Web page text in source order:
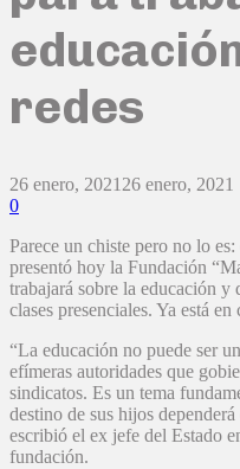
redes
26 enero, 2021 26 enero, 2021
0
Parece un chiste pero no lo
presentó hoy la Fundación
trabajará sobre la educación
clases presenciales. Ya está
“La educación no puede ser
efímeras autoridades que
sindicatos. Es un tema
destino de sus hijos
escribió el ex jefe del Estado
fundación.